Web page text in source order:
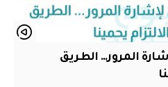
المرور… الطريق